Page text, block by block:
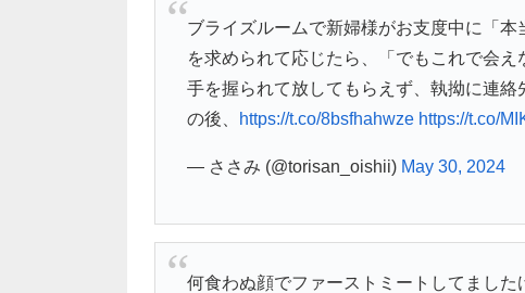
ブライズルームで新婦様がお支度中に「
を求められて応じたら、「でもこれで会
手を握られて放してもらえず、執拗に連
の後、
https://t.co/8bsfhahwze https://t.co/
— ささみ (@torisan_oishii) May 30, 2024
何食わぬ顔でファーストミートしてました